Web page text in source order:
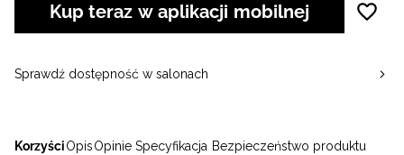
KorzyściOpisOpinie Specyfikacja Bezpieczeństwo produktu
Kup teraz w aplikacji mobilnej
Sprawdź dostępność w salonach